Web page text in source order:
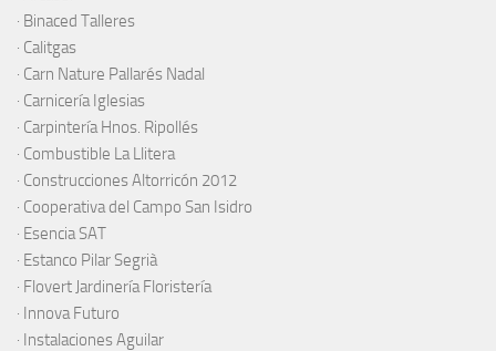
· Binaced Talleres
· Calitgas
· Carn Nature Pallarés Nadal
· Carnicería Iglesias
· Carpintería Hnos. Ripollés
· Combustible La Llitera
· Construcciones Altorricón 2012
· Cooperativa del Campo San Isidro
· Esencia SAT
· Estanco Pilar Segrià
· Flovert Jardinería Floristería
· Innova Futuro
· Instalaciones Aguilar